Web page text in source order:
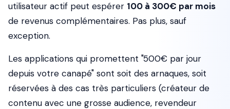
utilisateur actif peut espérer 100 à 300€ par mois
de revenus complémentaires. Pas plus, sauf
exception.
Les applications qui promettent "500€ par jour
depuis votre canapé" sont soit des arnaques, soit
réservées à des cas très particuliers (créateur de
contenu avec une grosse audience, revendeur